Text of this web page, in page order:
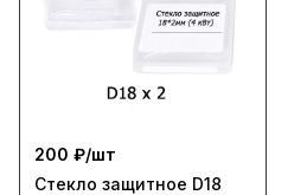
200 ₽/шт
Стекло защитное D18